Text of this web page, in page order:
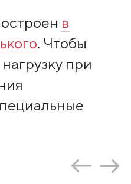
в
. Чтобы
при